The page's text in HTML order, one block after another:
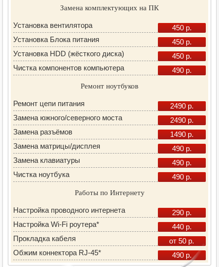
Замена комплектующих на ПК
Установка вентилятора
450 р.
Установка Блока питания
450 р.
Установка HDD (жёсткого диска)
450 р.
Чистка компонентов компьютера
490 р.
Ремонт ноутбуков
Ремонт цепи питания
2490 р.
Замена южного/северного моста
2490 р.
Замена разъёмов
1490 р.
Замена матрицы/дисплея
490 р.
Замена клавиатуры
490 р.
Чистка ноутбука
490 р.
Работы по Интернету
Настройка проводного интернета
290 р.
Настройка Wi-Fi роутера*
440 р.
Прокладка кабеля
от 50 р.
Обжим коннектора RJ-45*
490 р.